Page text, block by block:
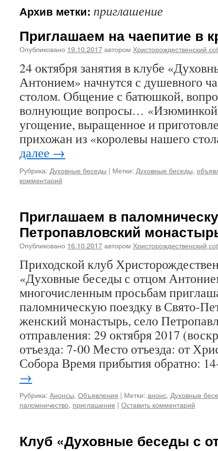
Архив метки: приглашение
Приглашаем на чаепитие в
Опубликовано 19.10.2017автором Христорождественский
24 октября занятия в клубе
Антонием» начнутся с душевного
столом. Общение с батюшкой,
волнующие вопросы…
угощение, выращенное и
прихожан из «королевы нашего
далее →
Рубрика: Духовные беседы | Метки: Духовные беседы,
комментарий
Приглашаем в
Петропавловский
Опубликовано 16.10.2017автором Христорождественский
Приходской клуб
«Духовные беседы с отцом
многочисленным просьбам
паломническую поездку в Свято-
женский монастырь, село
отправления: 29 октября 2017
отъезда: 7-00 Место отъезда: от
Собора Время прибытия обратно:
→
Рубрика: Анонсы, Объявления | Метки: анонс, Духовные
паломничество, приглашение | Оставить комментарий
Клуб «Духовные беседы с